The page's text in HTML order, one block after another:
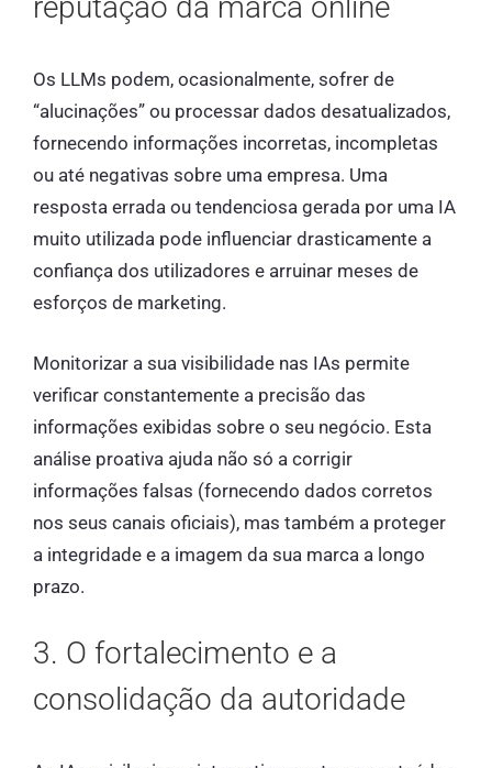
reputação da marca online
Os LLMs podem, ocasionalmente, sofrer de
“alucinações” ou processar dados desatualizados,
fornecendo informações incorretas, incompletas
ou até negativas sobre uma empresa. Uma
resposta errada ou tendenciosa gerada por uma IA
muito utilizada pode influenciar drasticamente a
confiança dos utilizadores e arruinar meses de
esforços de marketing.
Monitorizar a sua visibilidade nas IAs permite
verificar constantemente a precisão das
informações exibidas sobre o seu negócio. Esta
análise proativa ajuda não só a corrigir
informações falsas (fornecendo dados corretos
nos seus canais oficiais), mas também a proteger
a integridade e a imagem da sua marca a longo
prazo.
3. O fortalecimento e a
consolidação da autoridade